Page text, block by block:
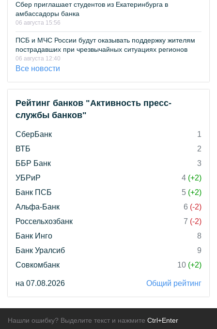
Сбер приглашает студентов из Екатеринбурга в
амбассадоры банка
06 августа 15:56
ПСБ и МЧС России будут оказывать поддержку жителям
пострадавших при чрезвычайных ситуациях регионов
06 августа 12:40
Все новости
Рейтинг банков "Активность пресс-
службы банков"
СберБанк
1
ВТБ
2
ББР Банк
3
УБРиР
4 (+2)
Банк ПСБ
5 (+2)
Альфа-Банк
6 (-2)
Россельхозбанк
7 (-2)
Банк Инго
8
Банк Уралсиб
9
Совкомбанк
10 (+2)
на 07.08.2026 Общий рейтинг
Нашли ошибку? Выделите текст и нажмите Ctrl+Enter